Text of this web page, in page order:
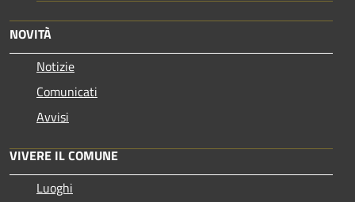
NOVITÀ
Notizie
Comunicati
Avvisi
VIVERE IL COMUNE
Luoghi